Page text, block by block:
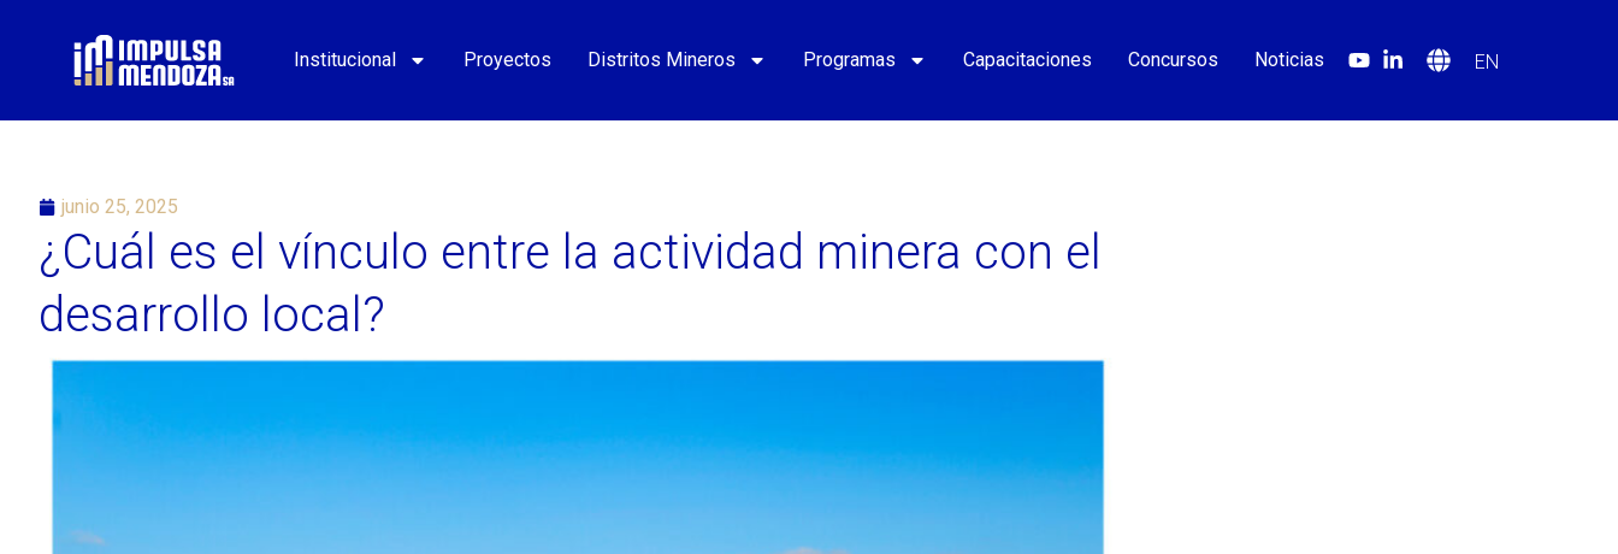
Institucional Proyectos Distritos Mineros Programas Capacitaciones Concursos Noticias EN
junio 25, 2025
¿Cuál es el vínculo entre la actividad minera con el
desarrollo local?